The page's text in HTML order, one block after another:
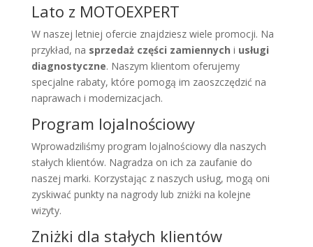
Lato z MOTOEXPERT
W naszej letniej ofercie znajdziesz wiele promocji. Na
przykład, na sprzedaż części zamiennych i usługi
diagnostyczne. Naszym klientom oferujemy
specjalne rabaty, które pomogą im zaoszczędzić na
naprawach i modernizacjach.
Program lojalnościowy
Wprowadziliśmy program lojalnościowy dla naszych
stałych klientów. Nagradza on ich za zaufanie do
naszej marki. Korzystając z naszych usług, mogą oni
zyskiwać punkty na nagrody lub zniżki na kolejne
wizyty.
Zniżki dla stałych klientów